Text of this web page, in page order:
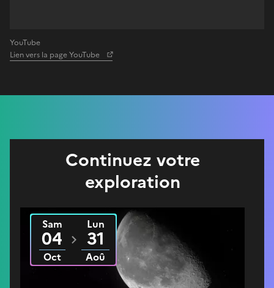
YouTube
Lien vers la page YouTube
Continuez votre
exploration
Du
Sam
04
Oct
2025 auLun
31
Aoû
2026